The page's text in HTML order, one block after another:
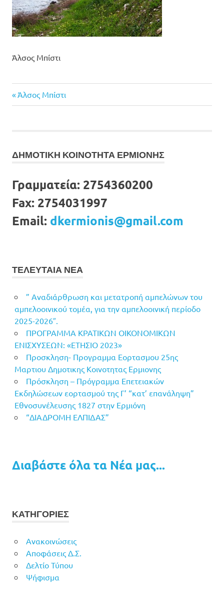
Άλσος Μπίστι
Πλοήγηση
Previous
Post:
Άλσος Μπίστι
ΔΗΜΟΤΙΚΗ ΚΟΙΝΟΤΗΤΑ ΕΡΜΙΟΝΗΣ
Γραμματεία: 2754360200
Fax: 2754031997
Email: dkermionis@gmail.com
ΤΕΛΕΥΤΑΙΑ ΝΕΑ
” Αναδιάρθρωση και μετατροπή αμπελώνων του
αμπελοοινικού τομέα, για την αμπελοοινική περίοδο
2025-2026″.
ΠΡΟΓΡΑΜΜΑ ΚΡΑΤΙΚΩΝ ΟΙΚΟΝΟΜΙΚΩΝ
ΕΝΙΣΧΥΣΕΩΝ: «ΕΤΗΣΙΟ 2023»
Προσκληση- Προγραμμα Εορτασμου 25ης
Μαρτιου Δημοτικης Κοινοτητας Ερμιονης
Πρόσκληση – Πρόγραμμα Επετειακών
Εκδηλώσεων εορτασμού της Γ’ “κατ’ επανάληψη”
Εθνοσυνέλευσης 1827 στην Ερμιόνη
“ΔΙΑΔΡΟΜΗ ΕΛΠΙΔΑΣ”
Διαβάστε όλα τα Νέα μας...
ΚΑΤΗΓΟΡΙΕΣ
Ανακοινώσεις
Αποφάσεις Δ.Σ.
Δελτίο Τύπου
Ψήφισμα